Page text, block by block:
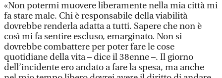
«Non potermi muovere liberamente nella mia città mi
fa stare male. Chi è responsabile della viabilità
dovrebbe renderla adatta a tutti. Sapere che non è
così mi fa sentire escluso, emarginato. Non si
dovrebbe combattere per poter fare le cose
quotidiane della vita – dice il 38enne –. Il giorno
dell’incidente ero andato a fare la spesa, ma anche